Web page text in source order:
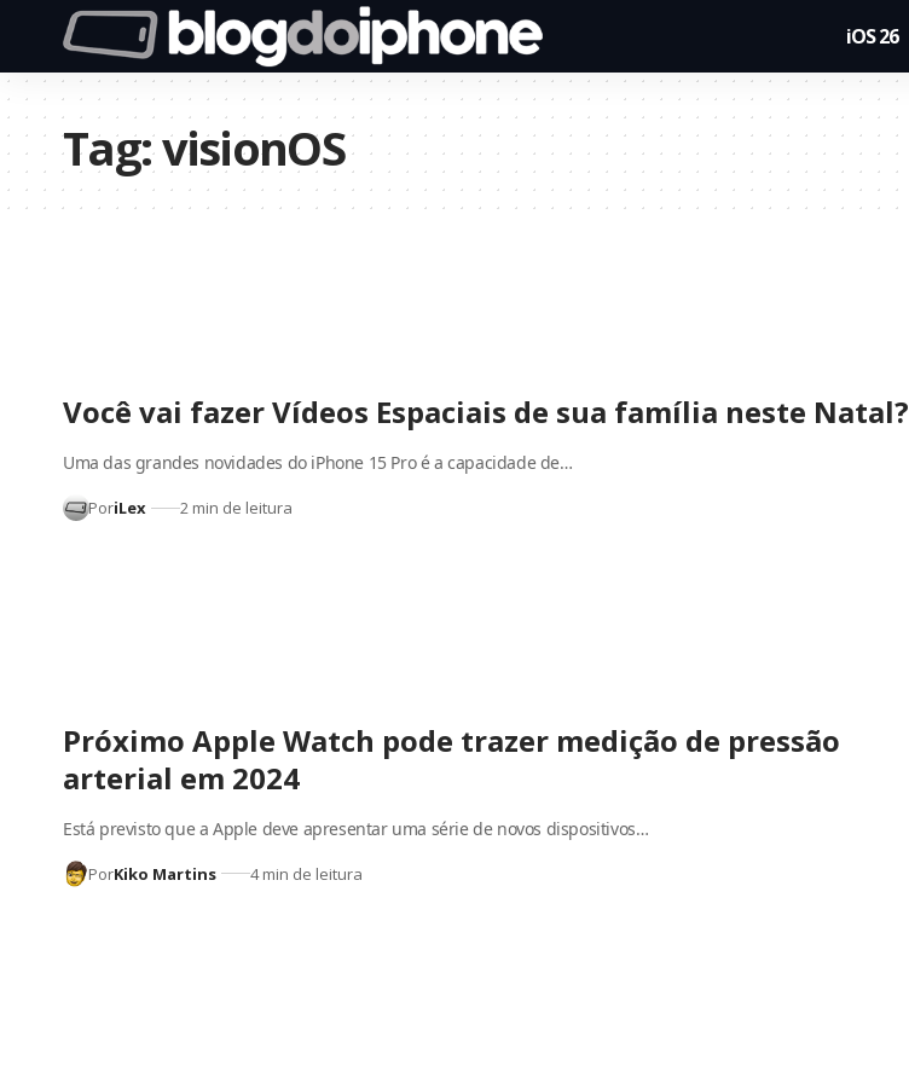
iOS 26
Tag:visionOS
Você vai fazer Vídeos Espaciais de sua família neste Natal?
Uma das grandes novidades do iPhone 15 Pro é a capacidade de…
PoriLex 2 min de leitura
Próximo Apple Watch pode trazer medição de pressão
arterial em 2024
Está previsto que a Apple deve apresentar uma série de novos dispositivos…
PorKiko Martins 4 min de leitura